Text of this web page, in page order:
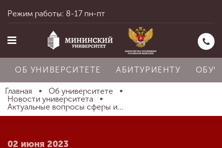
Главная
Режим работы: 8-17 пн-пт
ОБ УНИВЕРСИТЕТЕ АБИТУРИЕНТУ
Главная
Об университете
Новости университета
Актуальные вопросы сферы и...
02 июня 2023